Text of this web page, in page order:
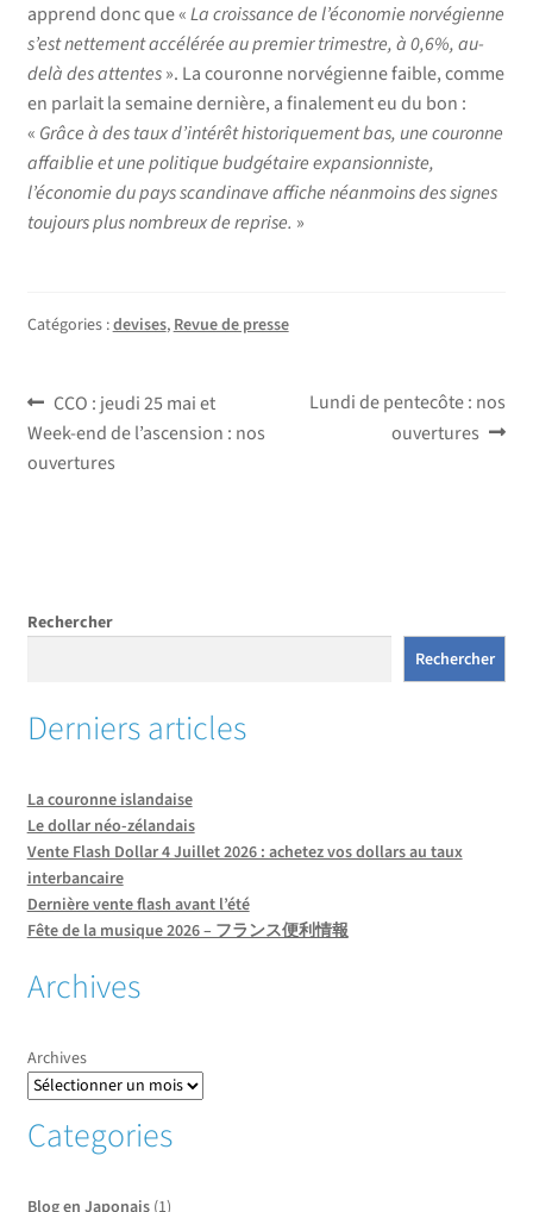
apprend donc que «La croissance de l’économie norvégienne
s’est nettement accélérée au premier trimestre, à 0,6%, au-
delà des attentes». La couronne norvégienne faible, comme
en parlait la semaine dernière, a finalement eu du bon :
« Grâce à des taux d’intérêt historiquement bas, une couronne
affaiblie et une politique budgétaire expansionniste,
l’économie du pays scandinave affiche néanmoins des signes
toujours plus nombreux de reprise. »
Catégories :devises,Revue de presse
Navigation
de
Article
précédent :
CCO : jeudi 25 mai et
Week-end de l’ascension : nos
ouvertures
Article
Lundi de pentecôte : nos
ouvertures
Rechercher
Rechercher
Derniers articles
La couronne islandaise
Le dollar néo-zélandais
Vente Flash Dollar 4 Juillet 2026 : achetez vos dollars au taux
interbancaire
Dernière vente flash avant l’été
Fête de la musique 2026 – フランス便利情報
Archives
Archives
Categories
Blog en Japonais(1)